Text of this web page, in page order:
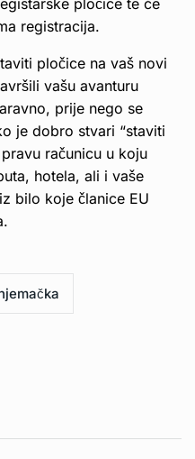
pločice te će
registracija.
pločice na vaš novi
vašu avanturu
prije nego se
je dobro stvari “staviti
računicu u koju
hotela, ali i vaše
bilo koje članice EU